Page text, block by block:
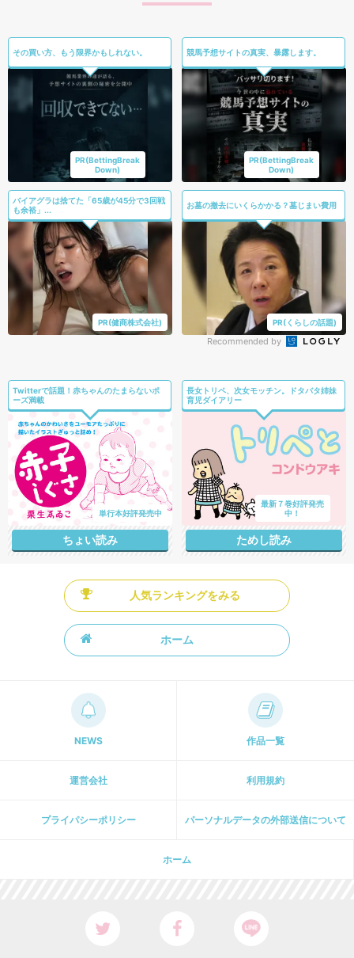
その買い方、もう限界かもしれない。
PR(BettingBreak
Down)
競馬予想サイトの真実、暴露します。
PR(BettingBreak
Down)
バイアグラは捨てた「65歳が45分で3回戦
も余裕」...
PR(健商株式会社)
お墓の撤去にいくらかかる？墓じまい費用
PR(くらしの話題)
Recommended by
Twitterで話題！赤ちゃんのたまらないポ
ーズ満載
単行本好評発売中
ちょい読み
長女トリペ、次女モッチン。ドタバタ姉妹
育児ダイアリー
最新７巻好評発売
中！
ためし読み
人気ランキングをみる
ホーム
NEWS 作品一覧
運営会社 利用規約
プライパシーポリシー パーソナルデータの外部送信について
ホーム